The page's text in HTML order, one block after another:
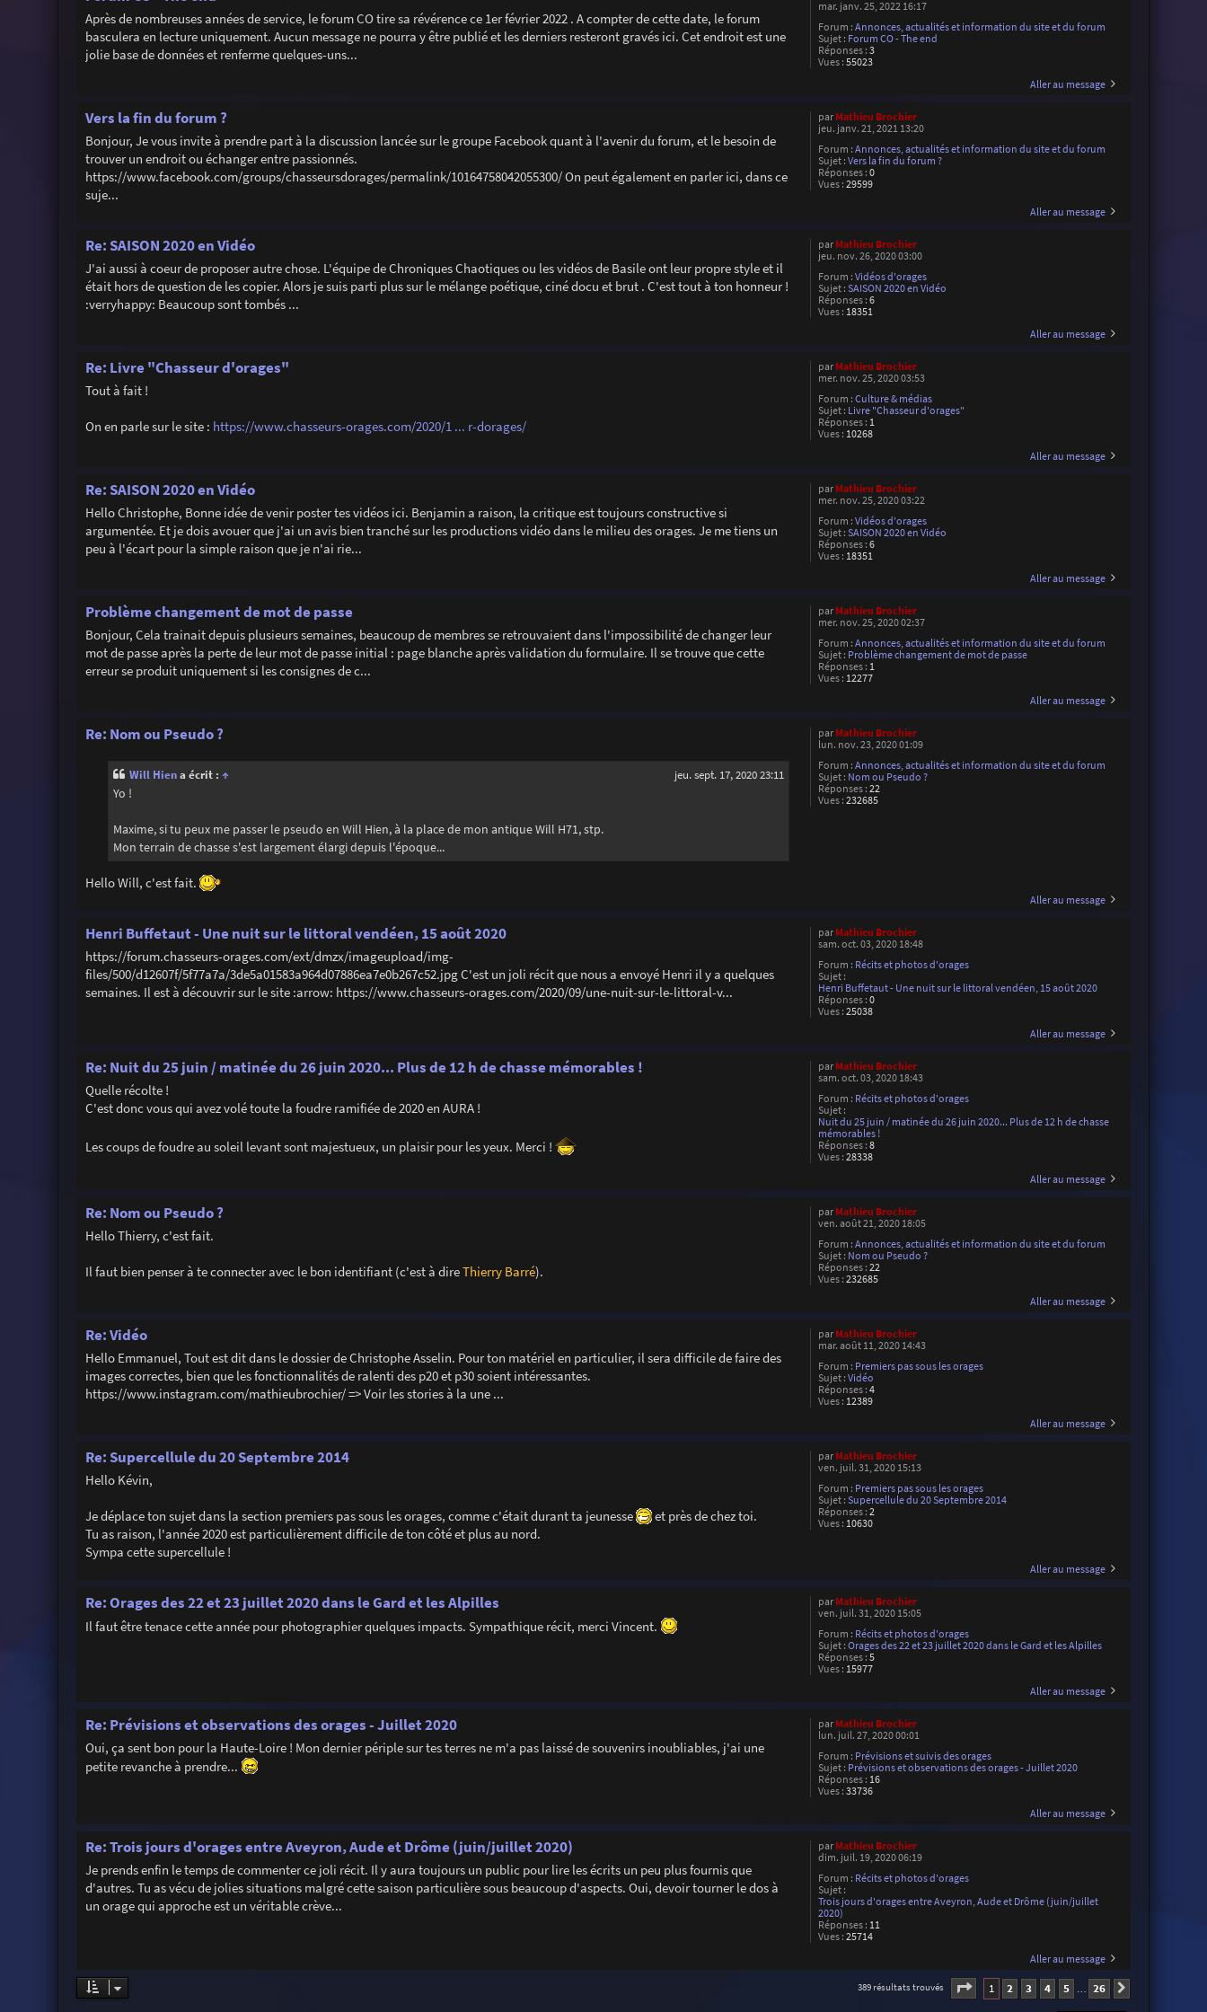
mar. janv. 25, 2022 16:17
Forum : Annonces, actualités et information du site et du forum
Sujet : Forum CO - The end
Réponses : 3
Vues : 55023
Après de nombreuses années de service, le forum CO tire sa révérence ce 1er février 2022 . A compter de cette date, le forum
basculera en lecture uniquement. Aucun message ne pourra y être publié et les derniers resteront gravés ici. Cet endroit est une
jolie base de données et renferme quelques-uns...
Aller au message
par Mathieu Brochier
jeu. janv. 21, 2021 13:20
Forum : Annonces, actualités et information du site et du forum
Sujet : Vers la fin du forum ?
Réponses : 0
Vues : 29599
Vers la fin du forum ?
Bonjour, Je vous invite à prendre part à la discussion lancée sur le groupe Facebook quant à l'avenir du forum, et le besoin de
trouver un endroit ou échanger entre passionnés.
https://www.facebook.com/groups/chasseursdorages/permalink/10164758042055300/ On peut également en parler ici, dans ce
suje...
Aller au message
par Mathieu Brochier
jeu. nov. 26, 2020 03:00
Forum : Vidéos d'orages
Sujet : SAISON 2020 en Vidéo
Réponses : 6
Vues : 18351
Re: SAISON 2020 en Vidéo
J'ai aussi à coeur de proposer autre chose. L'équipe de Chroniques Chaotiques ou les vidéos de Basile ont leur propre style et il
était hors de question de les copier. Alors je suis parti plus sur le mélange poétique, ciné docu et brut . C'est tout à ton honneur !
:verryhappy: Beaucoup sont tombés ...
Aller au message
par Mathieu Brochier
mer. nov. 25, 2020 03:53
Forum : Culture & médias
Sujet : Livre "Chasseur d'orages"
Réponses : 1
Vues : 10268
Re: Livre "Chasseur d'orages"
Tout à fait !
On en parle sur le site : https://www.chasseurs-orages.com/2020/1 ... r-dorages/
Aller au message
par Mathieu Brochier
mer. nov. 25, 2020 03:22
Forum : Vidéos d'orages
Sujet : SAISON 2020 en Vidéo
Réponses : 6
Vues : 18351
Re: SAISON 2020 en Vidéo
Hello Christophe, Bonne idée de venir poster tes vidéos ici. Benjamin a raison, la critique est toujours constructive si
argumentée. Et je dois avouer que j'ai un avis bien tranché sur les productions vidéo dans le milieu des orages. Je me tiens un
peu à l'écart pour la simple raison que je n'ai rie...
Aller au message
par Mathieu Brochier
mer. nov. 25, 2020 02:37
Forum : Annonces, actualités et information du site et du forum
Sujet : Problème changement de mot de passe
Réponses : 1
Vues : 12277
Problème changement de mot de passe
Bonjour, Cela trainait depuis plusieurs semaines, beaucoup de membres se retrouvaient dans l'impossibilité de changer leur
mot de passe après la perte de leur mot de passe initial : page blanche après validation du formulaire. Il se trouve que cette
erreur se produit uniquement si les consignes de c...
Aller au message
par Mathieu Brochier
lun. nov. 23, 2020 01:09
Forum : Annonces, actualités et information du site et du forum
Sujet : Nom ou Pseudo ?
Réponses : 22
Vues : 232685
Re: Nom ou Pseudo ?
Will Hiena écrit : ↑ jeu. sept. 17, 2020 23:11
Yo !
Maxime, si tu peux me passer le pseudo en Will Hien, à la place de mon antique Will H71, stp.
Mon terrain de chasse s'est largement élargi depuis l'époque...
Hello Will, c'est fait.
Aller au message
par Mathieu Brochier
sam. oct. 03, 2020 18:48
Forum : Récits et photos d'orages
Sujet :
Henri Buffetaut - Une nuit sur le littoral vendéen, 15 août 2020
Réponses : 0
Vues : 25038
Henri Buffetaut - Une nuit sur le littoral vendéen, 15 août 2020
https://forum.chasseurs-orages.com/ext/dmzx/imageupload/img-
files/500/d12607f/5f77a7a/3de5a01583a964d07886ea7e0b267c52.jpg C'est un joli récit que nous a envoyé Henri il y a quelques
semaines. Il est à découvrir sur le site :arrow: https://www.chasseurs-orages.com/2020/09/une-nuit-sur-le-littoral-v...
Aller au message
par Mathieu Brochier
sam. oct. 03, 2020 18:43
Forum : Récits et photos d'orages
Sujet :
Nuit du 25 juin / matinée du 26 juin 2020... Plus de 12 h de chasse
mémorables !
Réponses : 8
Vues : 28338
Re: Nuit du 25 juin / matinée du 26 juin 2020... Plus de 12 h de chasse mémorables !
Quelle récolte !
C'est donc vous qui avez volé toute la foudre ramifiée de 2020 en AURA !
Les coups de foudre au soleil levant sont majestueux, un plaisir pour les yeux. Merci !
Aller au message
par Mathieu Brochier
ven. août 21, 2020 18:05
Forum : Annonces, actualités et information du site et du forum
Sujet : Nom ou Pseudo ?
Réponses : 22
Vues : 232685
Re: Nom ou Pseudo ?
Hello Thierry, c'est fait.
Il faut bien penser à te connecter avec le bon identifiant (c'est à direThierry Barré).
Aller au message
par Mathieu Brochier
mar. août 11, 2020 14:43
Forum : Premiers pas sous les orages
Sujet : Vidéo
Réponses : 4
Vues : 12389
Re: Vidéo
Hello Emmanuel, Tout est dit dans le dossier de Christophe Asselin. Pour ton matériel en particulier, il sera difficile de faire des
images correctes, bien que les fonctionnalités de ralenti des p20 et p30 soient intéressantes.
https://www.instagram.com/mathieubrochier/ => Voir les stories à la une ...
Aller au message
par Mathieu Brochier
ven. juil. 31, 2020 15:13
Forum : Premiers pas sous les orages
Sujet : Supercellule du 20 Septembre 2014
Réponses : 2
Vues : 10630
Re: Supercellule du 20 Septembre 2014
Hello Kévin,
Je déplace ton sujet dans la section premiers pas sous les orages, comme c'était durant ta jeunesse
et près de chez toi.
Tu as raison, l'année 2020 est particulièrement difficile de ton côté et plus au nord.
Sympa cette supercellule !
Aller au message
par Mathieu Brochier
ven. juil. 31, 2020 15:05
Forum : Récits et photos d'orages
Sujet : Orages des 22 et 23 juillet 2020 dans le Gard et les Alpilles
Réponses : 5
Vues : 15977
Re: Orages des 22 et 23 juillet 2020 dans le Gard et les Alpilles
Il faut être tenace cette année pour photographier quelques impacts. Sympathique récit, merci Vincent.
Aller au message
par Mathieu Brochier
lun. juil. 27, 2020 00:01
Forum : Prévisions et suivis des orages
Sujet : Prévisions et observations des orages - Juillet 2020
Réponses : 16
Vues : 33736
Re: Prévisions et observations des orages - Juillet 2020
Oui, ça sent bon pour la Haute-Loire ! Mon dernier périple sur tes terres ne m'a pas laissé de souvenirs inoubliables, j'ai une
petite revanche à prendre...
Aller au message
par Mathieu Brochier
dim. juil. 19, 2020 06:19
Forum : Récits et photos d'orages
Sujet :
Trois jours d'orages entre Aveyron, Aude et Drôme (juin/juillet
2020)
Réponses : 11
Vues : 25714
Re: Trois jours d'orages entre Aveyron, Aude et Drôme (juin/juillet 2020)
Je prends enfin le temps de commenter ce joli récit. Il y aura toujours un public pour lire les écrits un peu plus fournis que
d'autres. Tu as vécu de jolies situations malgré cette saison particulière sous beaucoup d'aspects. Oui, devoir tourner le dos à
un orage qui approche est un véritable crève...
Aller au message
389 résultats trouvés Page 1sur26
1 2 3 4 5 26